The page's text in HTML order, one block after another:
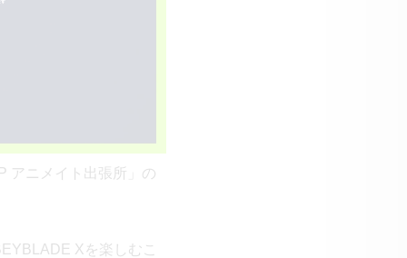
アニメイト出張所」の
Xを楽しむこ